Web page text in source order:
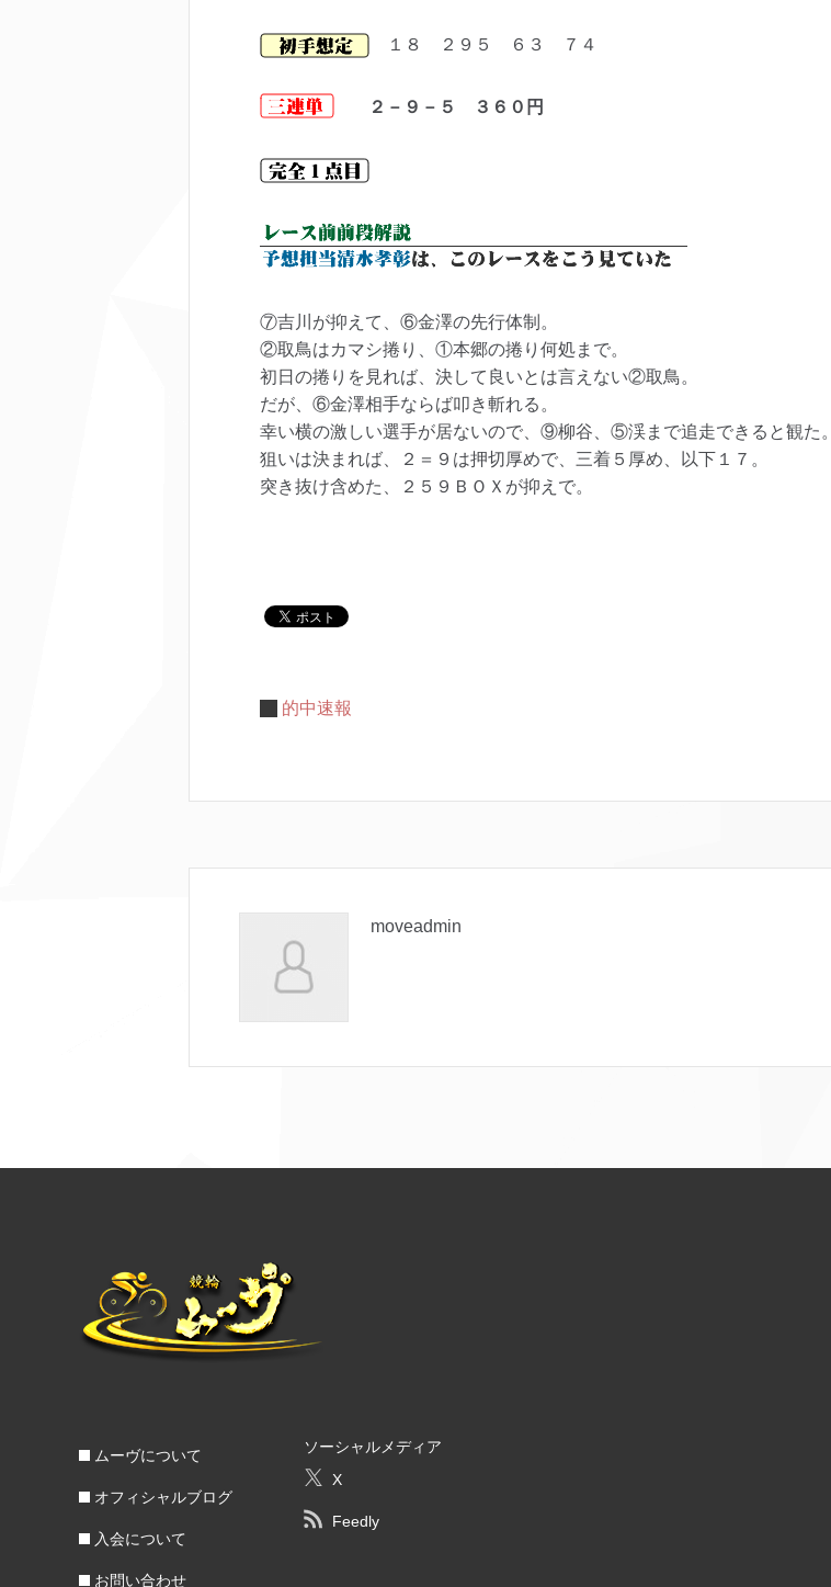
１８ ２９５ ６３ ７４
２－９－５ ３６０円
⑦吉川が抑えて、⑥金澤の先行体制。
②取鳥はカマシ捲り、①本郷の捲り何処まで。
初日の捲りを見れば、決して良いとは言えない②取鳥。
だが、⑥金澤相手ならば叩き斬れる。
幸い横の激しい選手が居ないので、⑨柳谷、⑤渓まで追走できると観た。
狙いは決まれば、２＝９は押切厚めで、三着５厚め、以下１７。
突き抜け含めた、２５９ＢＯＸが抑えで。
的中速報
moveadmin
ムーヴについて
オフィシャルブログ
入会について
お問い合わせ
ソーシャルメディア
X
Feedly